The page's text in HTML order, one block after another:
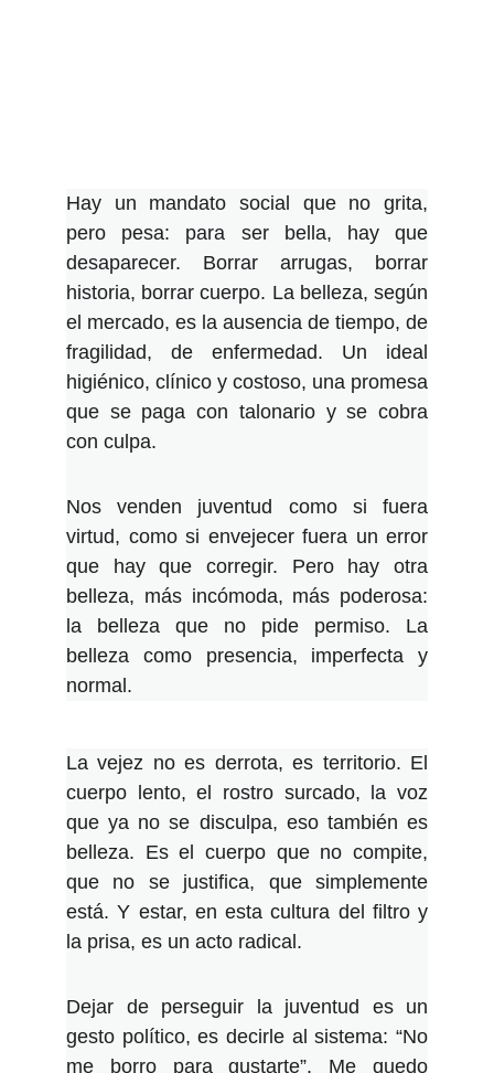
Hay un mandato social que no grita,
pero pesa: para ser bella, hay que
desaparecer. Borrar arrugas, borrar
historia, borrar cuerpo. La belleza, según
el mercado, es la ausencia de tiempo, de
fragilidad, de enfermedad. Un ideal
higiénico, clínico y costoso, una promesa
que se paga con talonario y se cobra
con culpa.
Nos venden juventud como si fuera
virtud, como si envejecer fuera un error
que hay que corregir. Pero hay otra
belleza, más incómoda, más poderosa:
la belleza que no pide permiso. La
belleza como presencia, imperfecta y
normal.
La vejez no es derrota, es territorio. El
cuerpo lento, el rostro surcado, la voz
que ya no se disculpa, eso también es
belleza. Es el cuerpo que no compite,
que no se justifica, que simplemente
está. Y estar, en esta cultura del filtro y
la prisa, es un acto radical.
Dejar de perseguir la juventud es un
gesto político, es decirle al sistema: “No
me borro para gustarte”. Me quedo